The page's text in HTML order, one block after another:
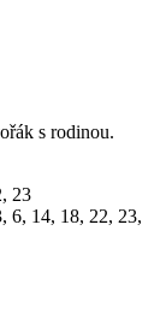
s rodinou.
23
6, 14, 18, 22, 23,